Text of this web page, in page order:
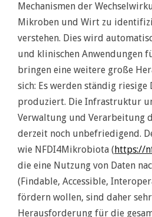
Mechanismen der
Mikroben und Wirt zu
verstehen. Dies wird
und klinischen Anwendungen
bringen eine weitere große
sich: Es werden ständig riesige
produziert. Die Infrastruktur
Verwaltung und Verarbeitung
derzeit noch unbefriedigend.
wie NFDI4Mikrobiota ( https://
die eine Nutzung von Daten
(Findable, Accessible,
fördern wollen, sind daher
Herausforderung für die